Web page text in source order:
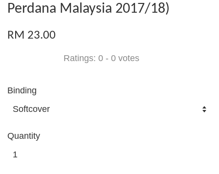
Perdana Malaysia 2017/18)
RM 23.00
Ratings: 0 - 0 votes
Binding
Quantity